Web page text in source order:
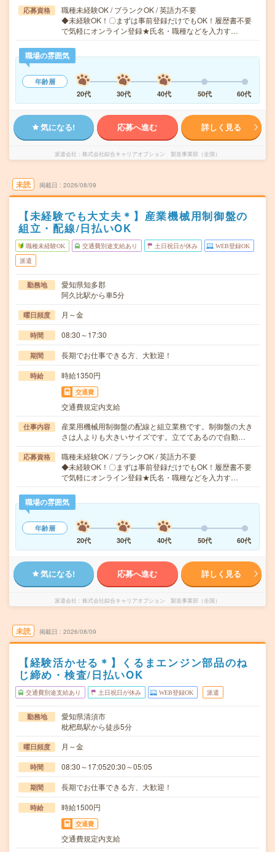
応募資格
職種未経験OK / ブランクOK / 英語力不要
◆未経験OK！〇まずは事前登録だけでもOK！履歴書不要
で気軽にオンライン登録★氏名・職種などを入力す…
職場の雰囲気
年齢層
20代
30代 40代 50代 60代
気になる! 応募へ進む 詳しく見る
派遣会社 株式会社綜合キャリアオプション 製造事業部（全国）
未読 掲載日 2026/08/09
【未経験でも大丈夫＊】産業機械用制御盤の
組立・配線/日払いOK
職種未経験OK 交通費別途支給あり 土日祝日が休み WEB登録OK
派遣
勤務地
愛知県知多郡
阿久比駅から車5分
曜日頻度 月～金
時間 08:30～17:30
期間 長期でお仕事できる方、大歓迎！
時給 時給1350円
交通費
交通費規定内支給
仕事内容
産業用機械用制御盤の配線と組立業務です。制御盤の大き
さは人よりも大きいサイズです。立ててあるので自動…
応募資格
職種未経験OK / ブランクOK / 英語力不要
◆未経験OK！〇まずは事前登録だけでもOK！履歴書不要
で気軽にオンライン登録★氏名・職種などを入力す…
職場の雰囲気
年齢層
20代
30代 40代 50代 60代
気になる! 応募へ進む 詳しく見る
派遣会社 株式会社綜合キャリアオプション 製造事業部（全国）
未読 掲載日 2026/08/09
【経験活かせる＊】くるまエンジン部品のね
じ締め・検査/日払いOK
交通費別途支給あり 土日祝日が休み WEB登録OK 派遣
勤務地
愛知県清須市
枇杷島駅から徒歩5分
曜日頻度 月～金
時間 08:30～17:0520:30～05:05
期間 長期でお仕事できる方、大歓迎！
時給 時給1500円
交通費
交通費規定内支給